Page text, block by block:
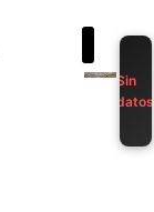
Sin
datos